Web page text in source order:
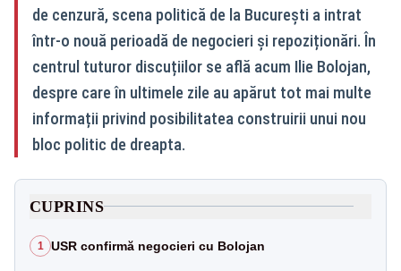
de cenzură, scena politică de la București a intrat
într-o nouă perioadă de negocieri și repoziționări. În
centrul tuturor discuțiilor se află acum Ilie Bolojan,
despre care în ultimele zile au apărut tot mai multe
informații privind posibilitatea construirii unui nou
bloc politic de dreapta.
CUPRINS
1 USR confirmă negocieri cu Bolojan